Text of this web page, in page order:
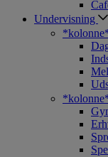
Undervisning